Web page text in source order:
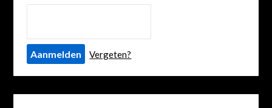
Vergeten?